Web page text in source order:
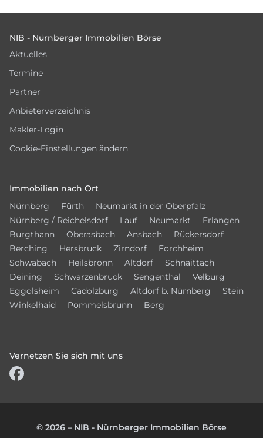
NIB - Nürnberger Immobilien Börse
Aktuelles
Termine
Partner
Anbieterverzeichnis
Makler-Login
Cookie-Einstellungen ändern
Immobilien nach Ort
Nürnberg
Fürth
Neumarkt in der Oberpfalz
Nürnberg / Reichelsdorf
Lauf Neumarkt
Erlangen
Burgthann
Oberasbach Ansbach
Rückersdorf
Berching
Hersbruck Zirndorf
Forchheim
Schwabach
Heilsbronn Altdorf
Schnaittach
Deining
Schwarzenbruck Sengenthal
Velburg
Eggolsheim
Cadolzburg Altdorf b. Nürnberg
Stein
Winkelhaid
Pommelsbrunn Berg
Vernetzen Sie sich mit uns
© 2026 – NIB - Nürnberger Immobilien Börse